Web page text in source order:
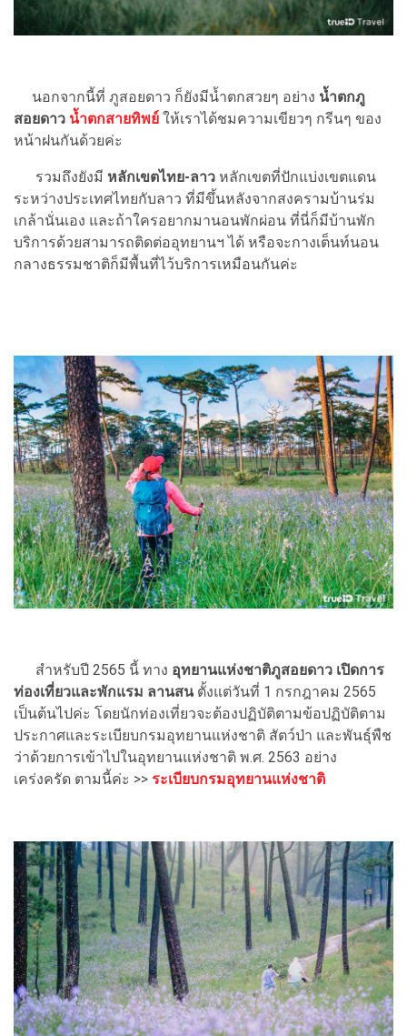
นอกจากนี้ที่ ภูสอยดาว ก็ยังมีน้ำตกสวยๆ อย่าง น้ำตกภู
สอยดาว น้ำตกสายทิพย์ ให้เราได้ชมความเขียวๆ กรีนๆ ของ
หน้าฝนกันด้วยค่ะ
รวมถึงยังมี หลักเขตไทย-ลาว หลักเขตที่ปักแบ่งเขตแดน
ระหว่างประเทศไทยกับลาว ที่มีขึ้นหลังจากสงครามบ้านร่ม
เกล้านั่นเอง และถ้าใครอยากมานอนพักผ่อน ที่นี่ก็มีบ้านพัก
บริการด้วยสามารถติดต่ออุทยานฯ ได้ หรือจะกางเต็นท์นอน
กลางธรรมชาติก็มีพื้นที่ไว้บริการเหมือนกันค่ะ
สำหรับปี 2565 นี้ ทาง อุทยานแห่งชาติภูสอยดาว เปิดการ
ท่องเที่ยวและพักแรม ลานสน ตั้งแต่วันที่ 1 กรกฎาคม 2565
เป็นต้นไปค่ะ โดยนักท่องเที่ยวจะต้องปฏิบัติตามข้อปฏิบัติตาม
ประกาศและระเบียบกรมอุทยานแห่งชาติ สัตว์ป่า และพันธุ์พืช
ว่าด้วยการเข้าไปในอุทยานแห่งชาติ พ.ศ. 2563 อย่าง
เคร่งครัด ตามนี้ค่ะ >> ระเบียบกรมอุทยานแห่งชาติ